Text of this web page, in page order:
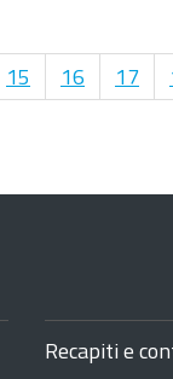
15 16 17
Recapiti e